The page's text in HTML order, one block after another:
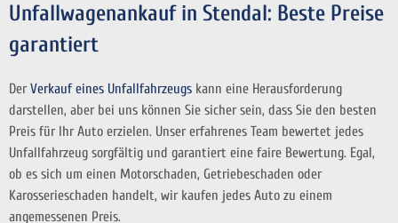
Unfallwagenankauf in Stendal: Beste Preise
garantiert
DerVerkauf eines Unfallfahrzeugs kann eine Herausforderung
darstellen, aber bei uns können Sie sicher sein, dass Sie den besten
Preis für Ihr Auto erzielen. Unser erfahrenes Team bewertet jedes
Unfallfahrzeug sorgfältig und garantiert eine faire Bewertung. Egal,
ob es sich um einen Motorschaden, Getriebeschaden oder
Karosserieschaden handelt, wir kaufen jedes Auto zu einem
angemessenen Preis.